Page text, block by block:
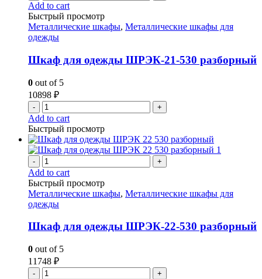
Add to cart
Быстрый просмотр
Металлические шкафы, Металлические шкафы для
одежды
Шкаф для одежды ШРЭК-21-530 разборный
0 out of 5
10898 ₽
- +
Add to cart
Быстрый просмотр
- +
Add to cart
Быстрый просмотр
Металлические шкафы, Металлические шкафы для
одежды
Шкаф для одежды ШРЭК-22-530 разборный
0 out of 5
11748 ₽
- +